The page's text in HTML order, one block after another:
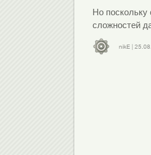
Но поскольку
сложностей
nikE|